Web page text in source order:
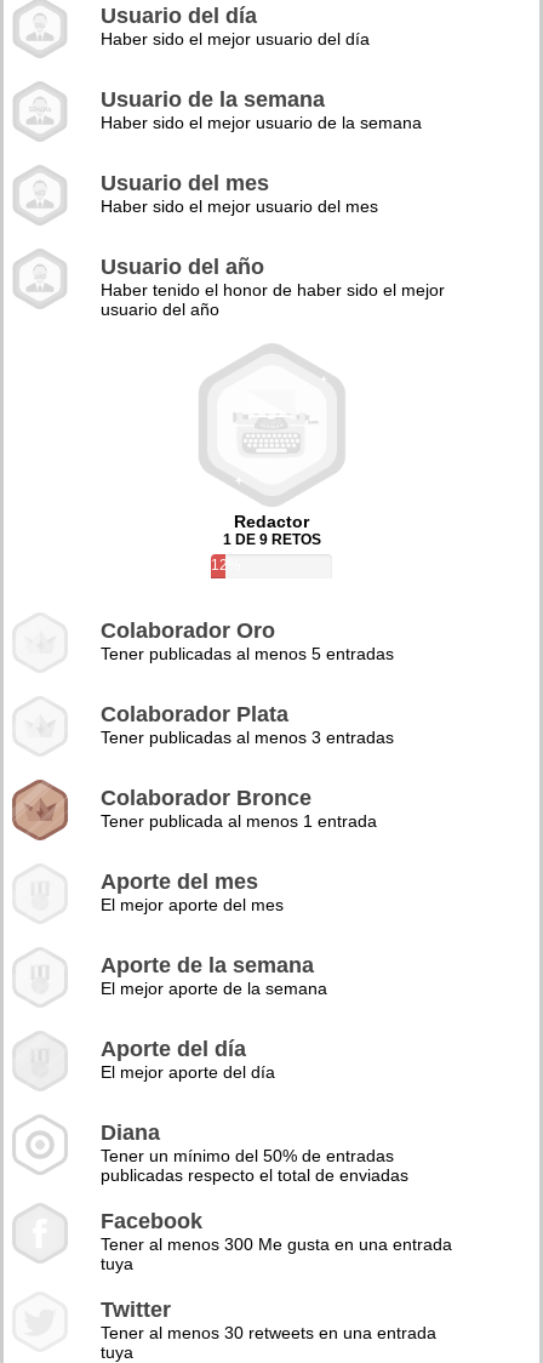
Usuario del día
Haber sido el mejor usuario del día
Usuario de la semana
Haber sido el mejor usuario de la semana
Usuario del mes
Haber sido el mejor usuario del mes
Usuario del año
Haber tenido el honor de haber sido el mejor
usuario del año
Redactor
1 DE 9 RETOS
12%
Colaborador Oro
Tener publicadas al menos 5 entradas
Colaborador Plata
Tener publicadas al menos 3 entradas
Colaborador Bronce
Tener publicada al menos 1 entrada
Aporte del mes
El mejor aporte del mes
Aporte de la semana
El mejor aporte de la semana
Aporte del día
El mejor aporte del día
Diana
Tener un mínimo del 50% de entradas
publicadas respecto el total de enviadas
Facebook
Tener al menos 300 Me gusta en una entrada
tuya
Twitter
Tener al menos 30 retweets en una entrada
tuya